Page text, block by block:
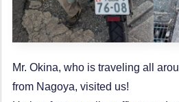
Mr. Okina, who is traveling all
from Nagoya, visited us!